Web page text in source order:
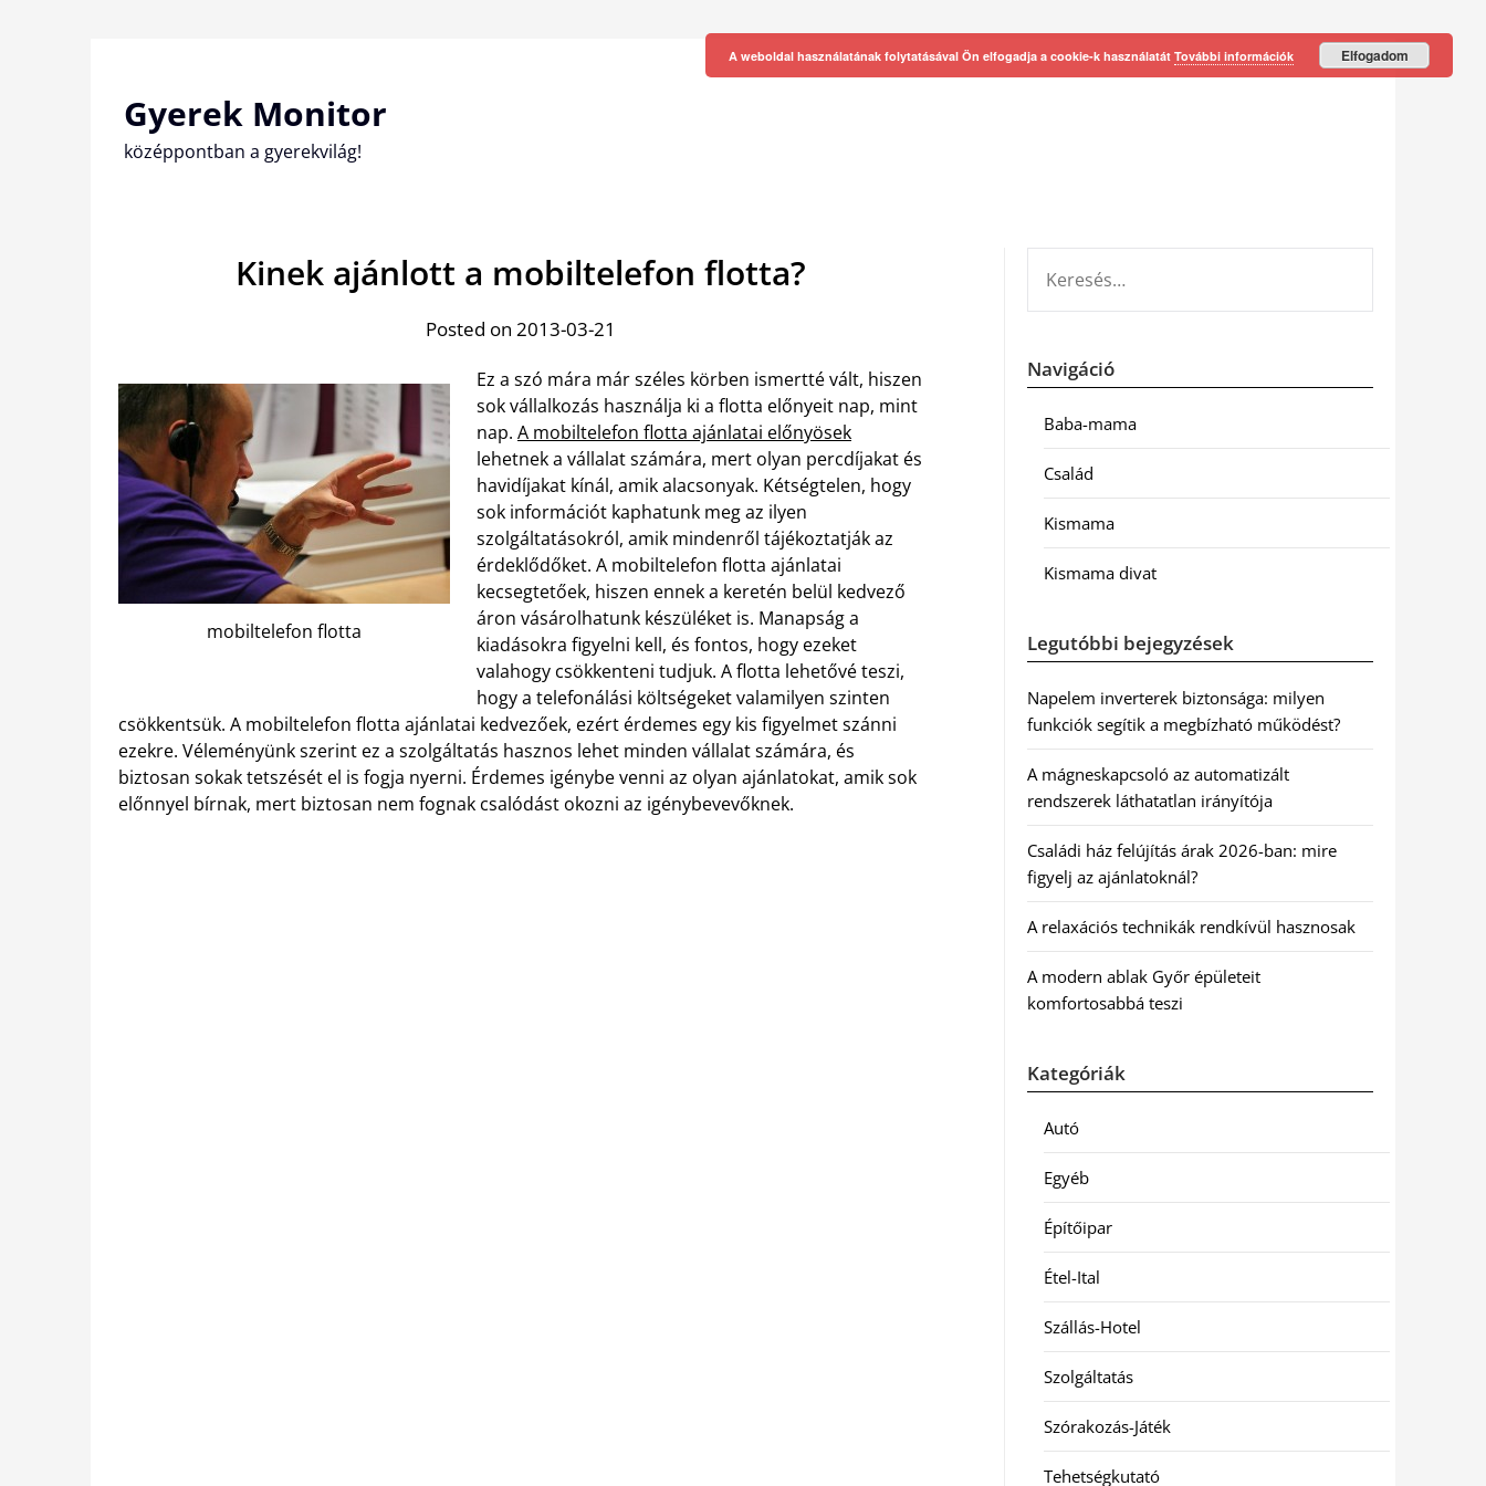
Gyerek Monitor
középpontban a gyerekvilág!
Kinek ajánlott a mobiltelefon flotta?
Posted on 2013-03-21
mobiltelefon flotta
Ez a szó mára már széles körben ismertté vált, hiszen
sok vállalkozás használja ki a flotta előnyeit nap, mint
nap. A mobiltelefon flotta ajánlatai előnyösek
lehetnek a vállalat számára, mert olyan percdíjakat és
havidíjakat kínál, amik alacsonyak. Kétségtelen, hogy
sok információt kaphatunk meg az ilyen
szolgáltatásokról, amik mindenről tájékoztatják az
érdeklődőket. A mobiltelefon flotta ajánlatai
kecsegtetőek, hiszen ennek a keretén belül kedvező
áron vásárolhatunk készüléket is. Manapság a
kiadásokra figyelni kell, és fontos, hogy ezeket
valahogy csökkenteni tudjuk. A flotta lehetővé teszi,
hogy a telefonálási költségeket valamilyen szinten
csökkentsük. A mobiltelefon flotta ajánlatai kedvezőek, ezért érdemes egy kis figyelmet szánni
ezekre. Véleményünk szerint ez a szolgáltatás hasznos lehet minden vállalat számára, és
biztosan sokak tetszését el is fogja nyerni. Érdemes igénybe venni az olyan ajánlatokat, amik sok
előnnyel bírnak, mert biztosan nem fognak csalódást okozni az igénybevevőknek.
Navigáció
Baba-mama
Család
Kismama
Kismama divat
Legutóbbi bejegyzések
Napelem inverterek biztonsága: milyen
funkciók segítik a megbízható működést?
A mágneskapcsoló az automatizált
rendszerek láthatatlan irányítója
Családi ház felújítás árak 2026-ban: mire
figyelj az ajánlatoknál?
A relaxációs technikák rendkívül hasznosak
A modern ablak Győr épületeit
komfortosabbá teszi
Kategóriák
Autó
Egyéb
Építőipar
Étel-Ital
Szállás-Hotel
Szolgáltatás
Szórakozás-Játék
Tehetségkutató
A weboldal használatának folytatásával Ön elfogadja a cookie-k használatát További információk Elfogadom